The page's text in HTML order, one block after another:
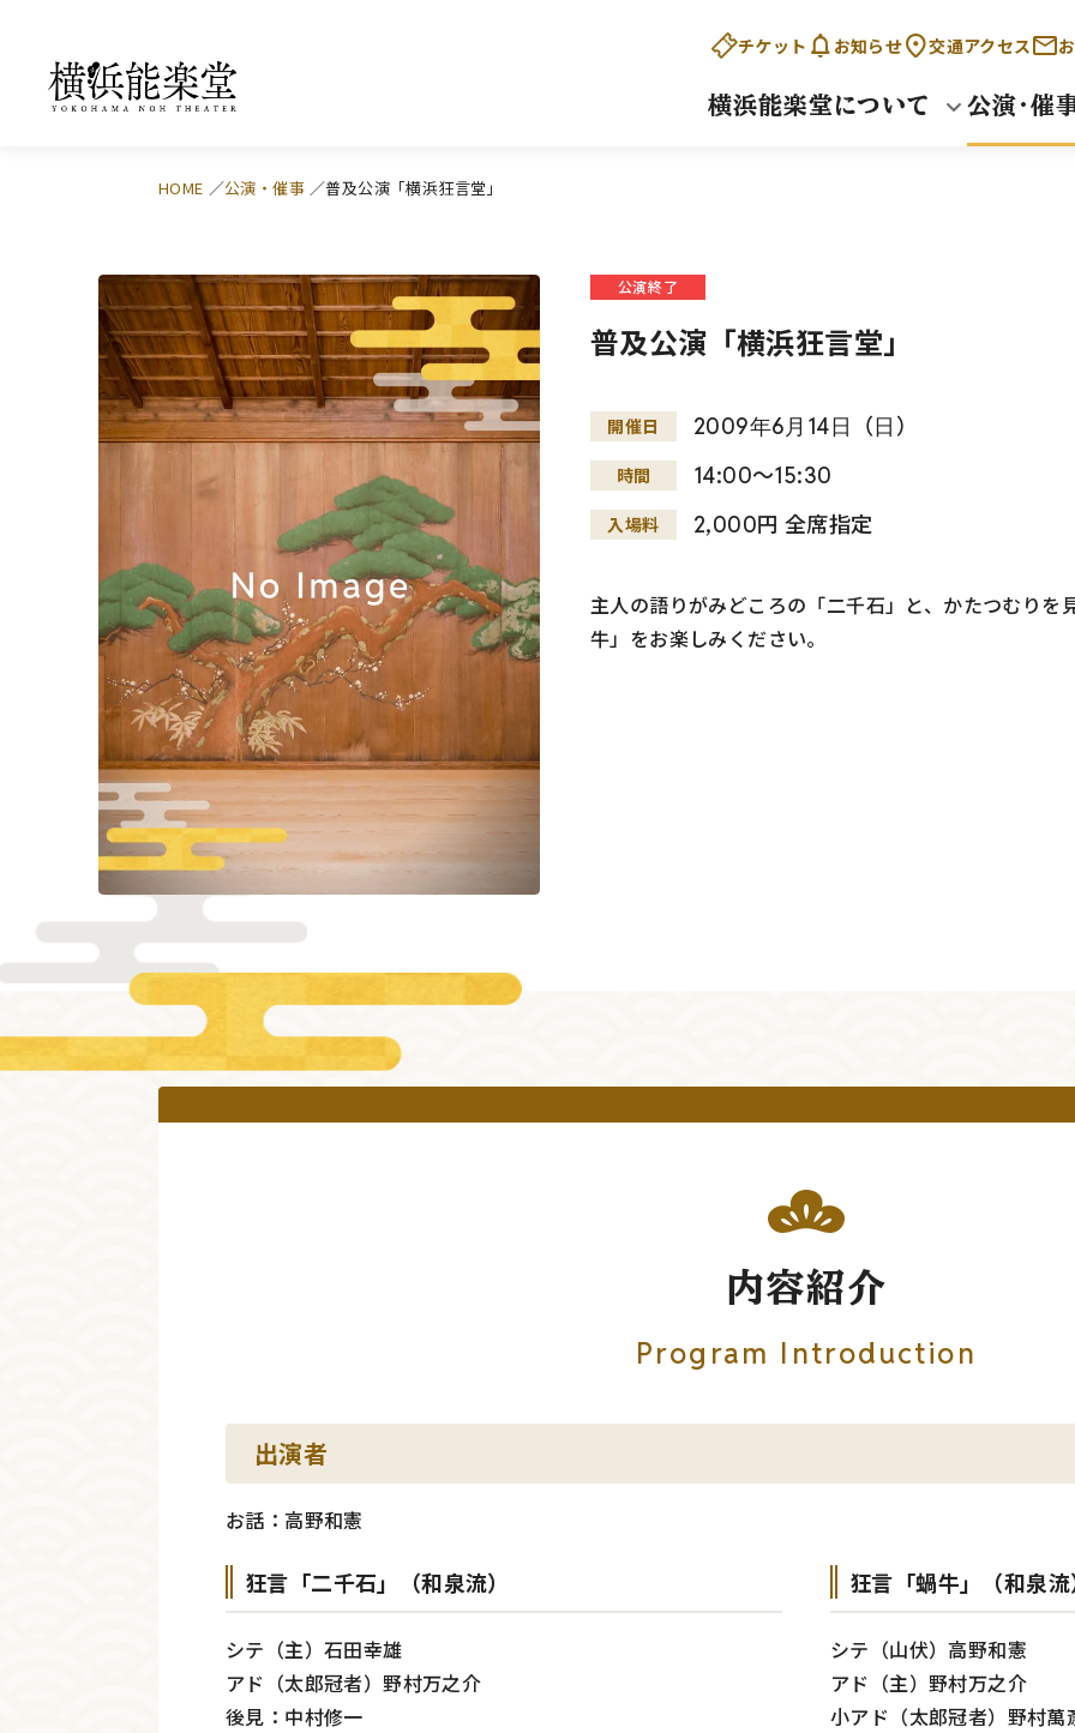
チケット お知らせ 交通アクセス
横浜能楽堂について 公演・催
HOME 公演・催事 普及公演「横浜狂言堂」
公演終了
普及公演「横浜狂言堂」
開催日 2009年6月 14日 （日 ）
時間 14:00～15:30
入場料 2,000円 全席指定
主人の語りがみどころの「二千石」と、かたつむり
牛」をお楽しみください。
内容紹介
Program Introduction
出演者
お話：高野和憲
狂言「二千石」（和泉流）
シテ（主）石田幸雄
アド（太郎冠者）野村万之介
後見：中村修一
狂言「蝸牛」（和泉
シテ（山伏）高野和憲
アド（主）野村万之介
小アド（太郎冠者）野村萬